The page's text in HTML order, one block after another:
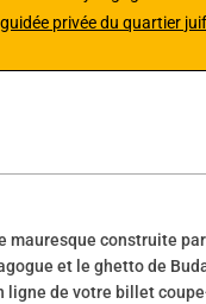
privée du quartier juif
mauresque construite
et le ghetto de
ligne de votre billet